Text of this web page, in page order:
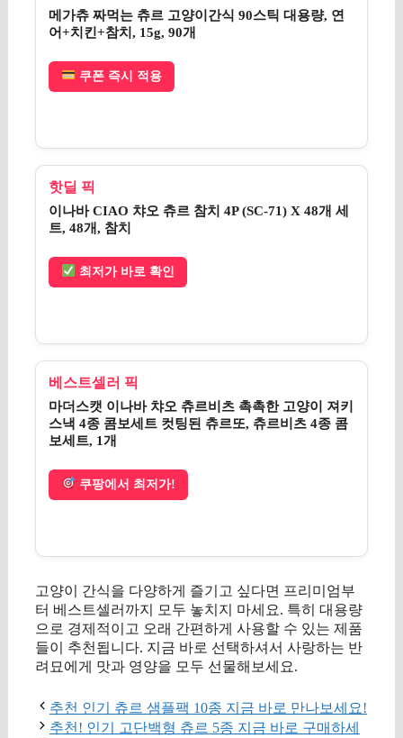
메가츄 짜먹는 츄르 고양이간식 90스틱 대용량, 연
어+치킨+참치, 15g, 90개
쿠폰 즉시 적용
핫딜 픽
이나바 CIAO 챠오 츄르 참치 4P (SC-71) X 48개 세
트, 48개, 참치
최저가 바로 확인
베스트셀러 픽
마더스캣 이나바 챠오 츄르비츠 촉촉한 고양이 져키
스낵 4종 콤보세트 컷팅된 츄르또, 츄르비츠 4종 콤
보세트, 1개
쿠팡에서 최저가!
고양이 간식을 다양하게 즐기고 싶다면 프리미엄부
터 베스트셀러까지 모두 놓치지 마세요. 특히 대용량
으로 경제적이고 오래 간편하게 사용할 수 있는 제품
들이 추천됩니다. 지금 바로 선택하셔서 사랑하는 반
려묘에게 맛과 영양을 모두 선물해보세요.
추천 인기 츄르 샘플팩 10종 지금 바로 만나보세요!
추천! 인기 고단백형 츄르 5종 지금 바로 구매하세